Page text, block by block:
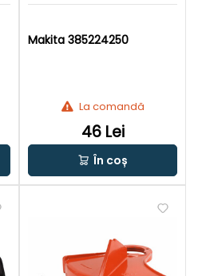
Makita 385224250
La comandă
46 Lei
În coș